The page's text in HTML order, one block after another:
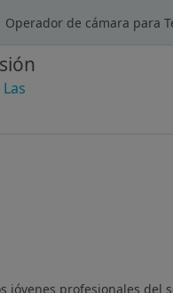
Operador de cámara para
jóvenes profesionales del